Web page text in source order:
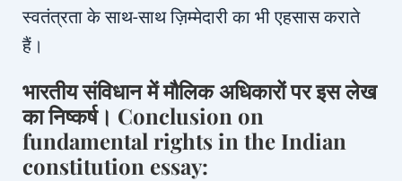
स्वतंत्रता के साथ-साथ ज़िम्मेदारी का भी एहसास कराते
हैं।
भारतीय संविधान में मौलिक अधिकारों पर इस लेख
का निष्कर्ष। Conclusion on
fundamental rights in the Indian
constitution essay: